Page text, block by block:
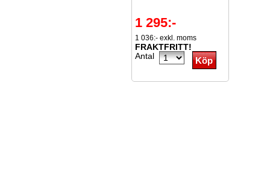
1 295:-
1 036:- exkl. moms
FRAKTFRITT!
Antal